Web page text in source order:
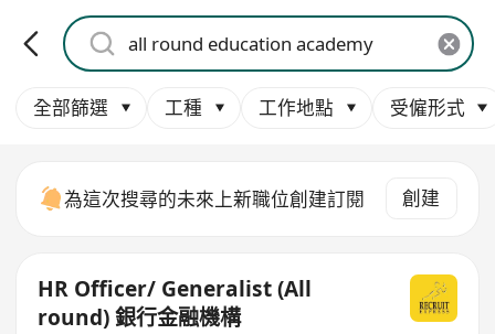
全部篩選 工種 工作地點 受僱形式
為這次搜尋的未來上新職位創建訂閱 創建
HR Officer/ Generalist (All
round) 銀行金融機構